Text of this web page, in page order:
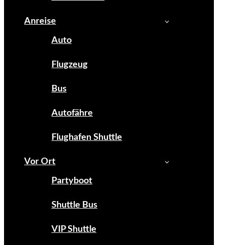
Anreise
Auto
Flugzeug
Bus
Autofähre
Flughafen Shuttle
Vor Ort
Partyboot
Shuttle Bus
VIP Shuttle